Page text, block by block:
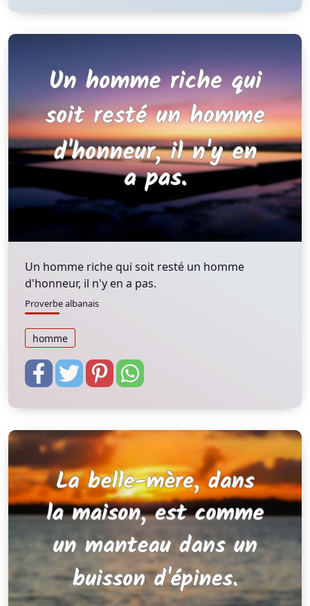
Un homme riche qui soit resté un homme
d'honneur, il n'y en a pas.
Proverbe albanais
homme